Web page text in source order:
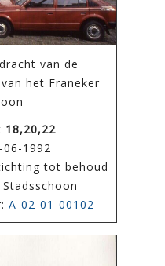
van de
het Franeker
18,20,22
1992
tot behoud
A-02-01-00102